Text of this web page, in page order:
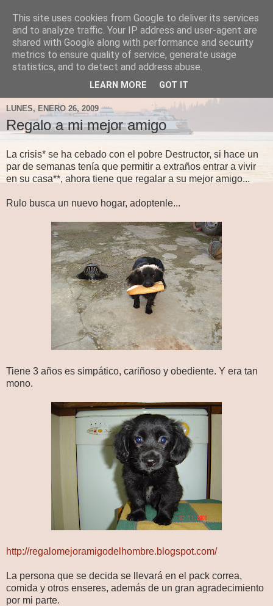
Fergus el Destructor
Blog sobre lo que le apetece escribir a Fergus, en el caso
de que le apetezca escribir.
LUNES, ENERO 26, 2009
Regalo a mi mejor amigo
La crisis* se ha cebado con el pobre Destructor, si hace un
par de semanas tenía que permitir a extraños entrar a vivir
en su casa**, ahora tiene que regalar a su mejor amigo...
Rulo busca un nuevo hogar, adoptenle...
Tiene 3 años es simpático, cariñoso y obediente. Y era tan
mono.
http://regalomejoramigodelhombre.blogspot.com/
La persona que se decida se llevará en el pack correa,
comida y otros enseres, además de un gran agradecimiento
por mi parte.
This site uses cookies from Google to deliver its services
and to analyze traffic. Your IP address and user-agent are
shared with Google along with performance and security
metrics to ensure quality of service, generate usage
statistics, and to detect and address abuse.
LEARN MORE GOT IT